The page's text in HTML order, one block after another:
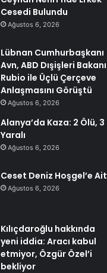
Cesedi Bulundu
Ağustos 6, 2026
Lübnan Cumhurbaşkanı
Avn, ABD Dışişleri Bakanı
Rubio ile Üçlü Çerçeve
Anlaşmasını Görüştü
Ağustos 6, 2026
Alanya’da Kaza: 2 Ölü, 3
Yaralı
Ağustos 6, 2026
Ceset Deniz Hoşgel’e Ait
Ağustos 6, 2026
Kılıçdaroğlu hakkında
yeni iddia: Aracı kabul
etmiyor, Özgür Özel’i
bekliyor